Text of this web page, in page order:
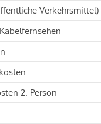
Verkehrsmittel)
2. Person